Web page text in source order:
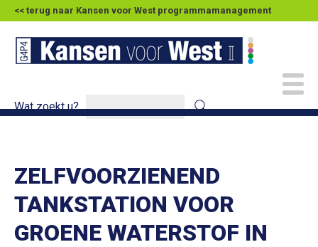
<< terug naar Kansen voor West programmamanagement
Wat zoekt u?
ZELFVOORZIENEND
TANKSTATION VOOR
GROENE WATERSTOF IN